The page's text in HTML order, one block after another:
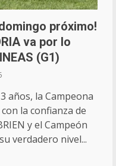
próximo!
va por lo
(G1)
años, la Campeona
la confianza de
y el Campeón
verdadero nivel...